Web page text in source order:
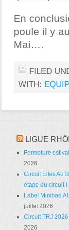
En
poule il y
Mai….
FILED
WITH:
LIGUE
Fermeture
2026
Circuit Elles Au
étape du circuit !
Label Minibad
juillet 2026
Circuit TRJ
2026